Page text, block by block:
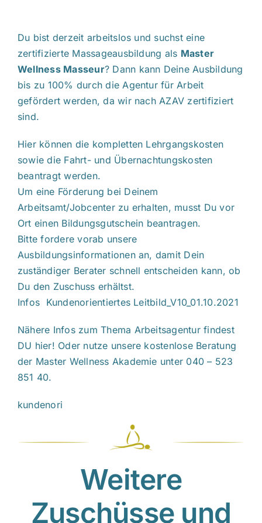
Du bist derzeit arbeitslos und suchst eine
zertifizierte Massageausbildung als Master
Wellness Masseur? Dann kann Deine Ausbildung
bis zu 100% durch die Agentur für Arbeit
gefördert werden, da wir nach AZAV zertifiziert
sind.
Hier können die kompletten Lehrgangskosten
sowie die Fahrt- und Übernachtungskosten
beantragt werden.
Um eine Förderung bei Deinem
Arbeitsamt/Jobcenter zu erhalten, musst Du vor
Ort einen Bildungsgutschein beantragen.
Bitte fordere vorab unsere
Ausbildungsinformationen an, damit Dein
zuständiger Berater schnell entscheiden kann, ob
Du den Zuschuss erhältst.
Infos Kundenorientiertes Leitbild_V10_01.10.2021
Nähere Infos zum Thema Arbeitsagenturfindest
DU hier! Oder nutze unsere kostenlose Beratung
der Master Wellness Akademie unter 040 – 523
851 40.
kundenori
Weitere
Zuschüsse und